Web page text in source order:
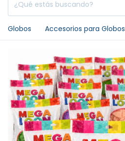
Globos Accesorios para Globos